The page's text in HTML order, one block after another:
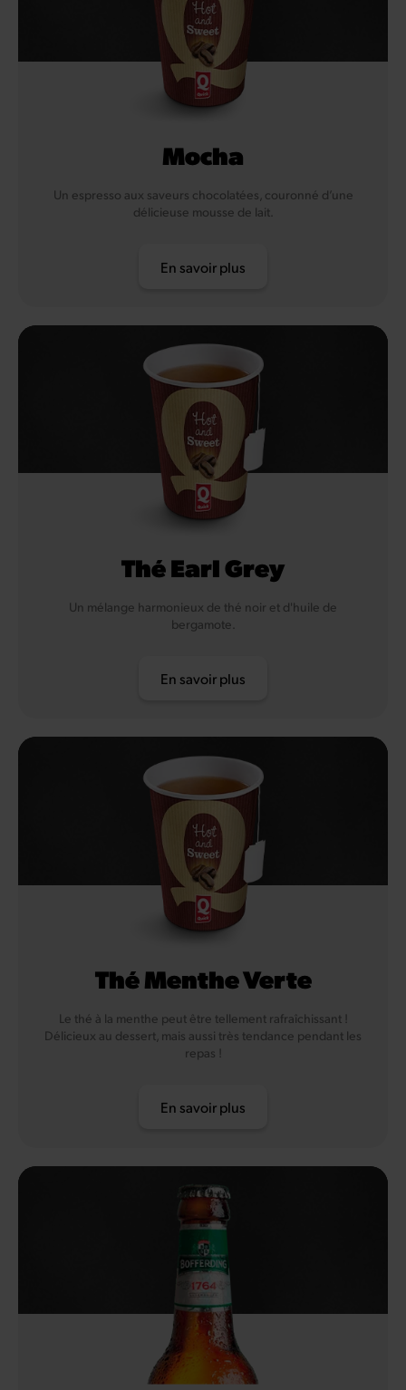
Mocha
Un espresso aux saveurs chocolatées, couronné d’une
délicieuse mousse de lait.
En savoir plus
Thé Earl Grey
Un mélange harmonieux de thé noir et d'huile de
bergamote.
En savoir plus
Thé Menthe Verte
Le thé à la menthe peut être tellement rafraîchissant !
Délicieux au dessert, mais aussi très tendance pendant les
repas !
En savoir plus